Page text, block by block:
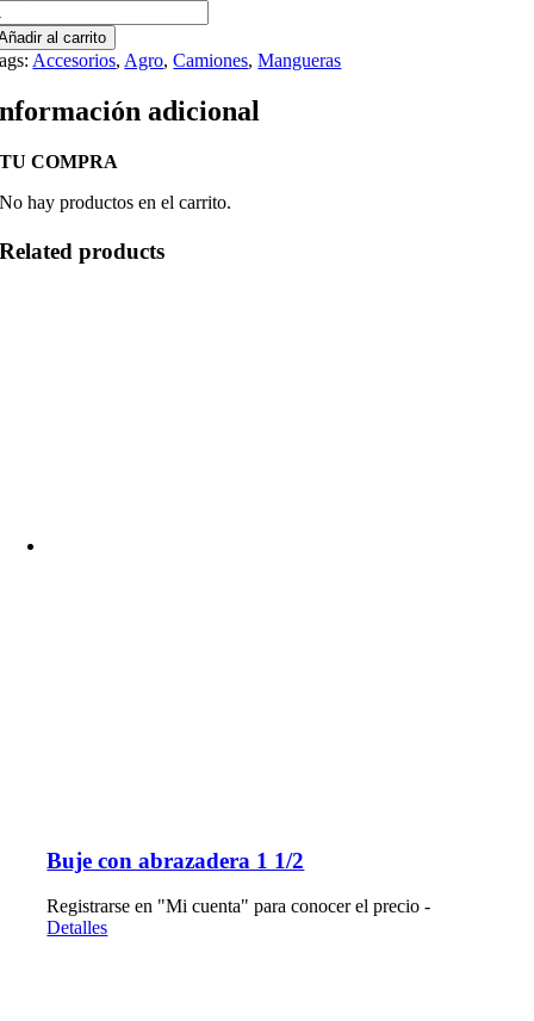
al carrito
Accesorios, Agro,Camiones,Mangueras
adicional
TU COMPRA
No hay productos en el carrito.
Related products
Buje con abrazadera 1 1/2
Registrarse en "Mi cuenta" para conocer el precio -
Detalles